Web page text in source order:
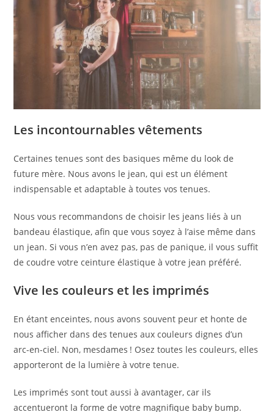
Les incontournables vêtements
Certaines tenues sont des basiques même du look de
future mère. Nous avons le jean, qui est un élément
indispensable et adaptable à toutes vos tenues.
Nous vous recommandons de choisir les jeans liés à un
bandeau élastique, afin que vous soyez à l’aise même dans
un jean. Si vous n’en avez pas, pas de panique, il vous suffit
de coudre votre ceinture élastique à votre jean préféré.
Vive les couleurs et les imprimés
En étant enceintes, nous avons souvent peur et honte de
nous afficher dans des tenues aux couleurs dignes d’un
arc-en-ciel. Non, mesdames ! Osez toutes les couleurs, elles
apporteront de la lumière à votre tenue.
Les imprimés sont tout aussi à avantager, car ils
accentueront la forme de votre magnifique baby bump.